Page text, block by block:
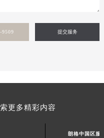
9509 提交服务
更多精彩内容
朗格中国区服